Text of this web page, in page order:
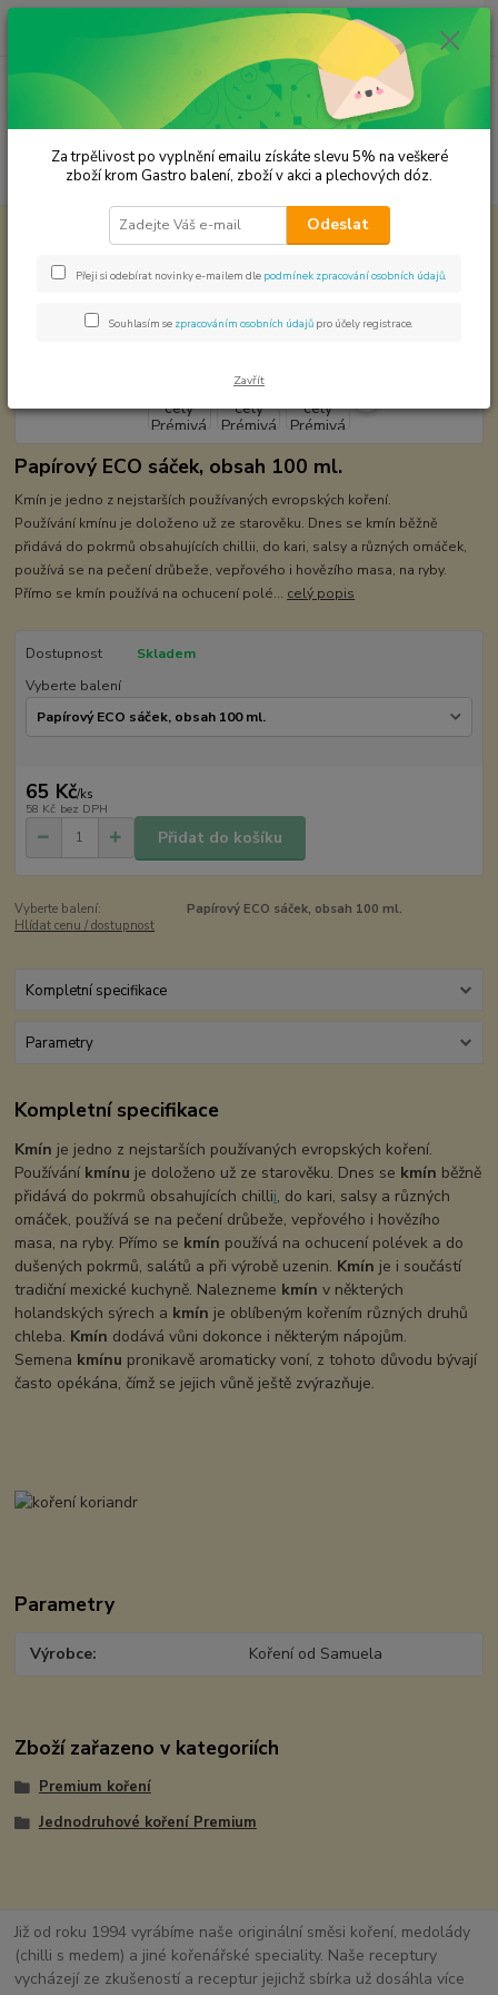
Menu
Hledat
ks
za 0,00 Kč
Premium koření Koriandr celý Prémivá kvalita
Koriandr celý Prémivá kvalita
Papírový ECO sáček, obsah 100 ml.
Kmín je jedno z nejstarších používaných evropských koření.
Používání kmínu je doloženo už ze starověku. Dnes se kmín běžně
přidává do pokrmů obsahujících chillii, do kari, salsy a různých omáček,
používá se na pečení drůbeže, vepřového i hovězího masa, na ryby.
Přímo se kmín používá na ochucení polé... celý popis
Dostupnost
Skladem
Vyberte balení
65 Kč/ks
58 Kč bez DPH
Přidat do košíku
Vyberte balení:
Papírový ECO sáček, obsah 100 ml.
Hlídat cenu / dostupnost
Kompletní specifikace
Parametry
Kompletní specifikace
Kmín je jedno z nejstarších používaných evropských koření.
Používání kmínu je doloženo už ze starověku. Dnes se kmín běžně
přidává do pokrmů obsahujících chillii, do kari, salsy a různých
omáček, používá se na pečení drůbeže, vepřového i hovězího
masa, na ryby. Přímo se kmín používá na ochucení polévek a do
dušených pokrmů, salátů a při výrobě uzenin. Kmín je i součástí
tradiční mexické kuchyně. Nalezneme kmín v některých
holandských sýrech a kmín je oblíbeným kořením různých druhů
chleba. Kmín dodává vůni dokonce i některým nápojům.
Semena kmínu pronikavě aromaticky voní, z tohoto důvodu bývají
často opékána, čímž se jejich vůně ještě zvýrazňuje.
Parametry
Výrobce Koření od Samuela
Zboží zařazeno v kategoriích
Premium koření
Jednodruhové koření Premium
Již od roku 1994 vyrábíme naše originální směsi koření, medolády
(chilli s medem) a jiné kořenářské speciality. Naše receptury
vycházejí ze zkušeností a receptur jejichž sbírka už dosáhla více
Za trpělivost po vyplnění emailu získáte slevu 5% na veškeré
zboží krom Gastro balení, zboží v akci a plechových dóz.
Odeslat
Přeji si odebírat novinky e-mailem dle podmínek zpracování osobních údajů
Souhlasím se zpracováním osobních údajů pro účely registrace.
Zavřít